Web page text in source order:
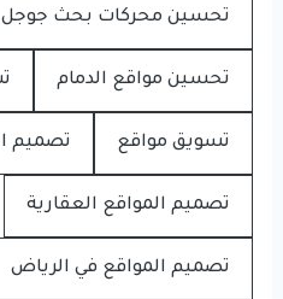
تحسين محركات بحث جوجل
تحسين مواقع الدمام
تسويق مواقع تصميم
تصميم المواقع العقارية
تصميم المواقع في الرياض